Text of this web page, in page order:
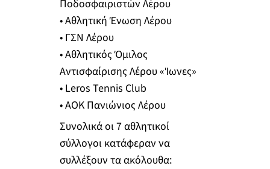
Ποδοσφαιριστών Λέρου
• Αθλητική Ένωση Λέρου
• ΓΣΝ Λέρου
• Αθλητικός Όμιλος
Αντισφαίρισης Λέρου «Ίωνες»
• Leros Tennis Club
• ΑΟΚ Πανιώνιος Λέρου
Συνολικά οι 7 αθλητικοί
σύλλογοι κατάφεραν να
συλλέξουν τα ακόλουθα: